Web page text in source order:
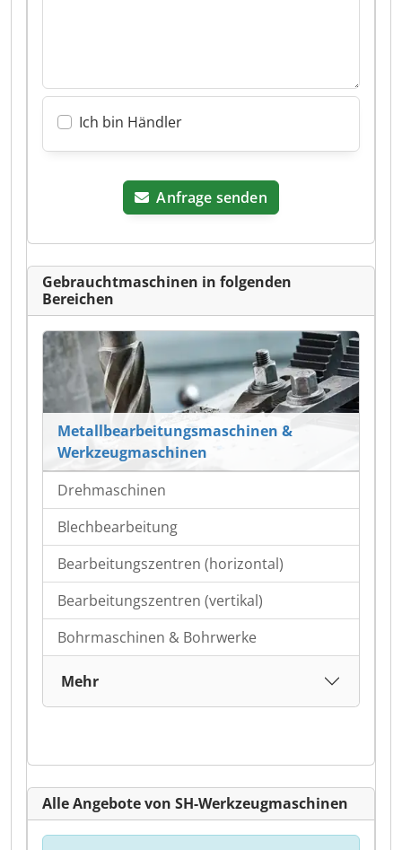
Ich bin Händler
Anfrage senden
Gebrauchtmaschinen in folgenden
Bereichen
Metallbearbeitungsmaschinen &
Werkzeugmaschinen
Drehmaschinen
Blechbearbeitung
Bearbeitungszentren (horizontal)
Bearbeitungszentren (vertikal)
Bohrmaschinen & Bohrwerke
Mehr
Alle Angebote von SH-Werkzeugmaschinen